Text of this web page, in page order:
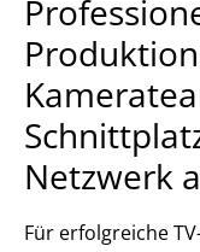
Netzwerk
Für erfolgreiche